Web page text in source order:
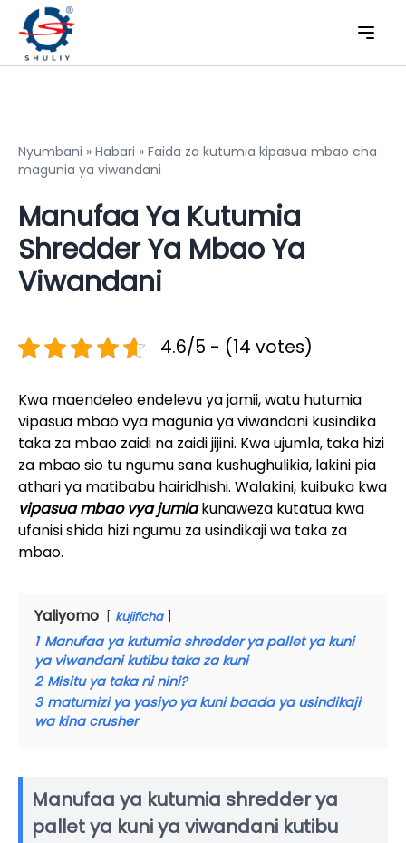
Nyumbani » Habari » Faida za kutumia kipasua mbao cha
magunia ya viwandani
Manufaa Ya Kutumia
Shredder Ya Mbao Ya
Viwandani
4.6/5 - (14 votes)
Kwa maendeleo endelevu ya jamii, watu hutumia
vipasua mbao vya magunia ya viwandani kusindika
taka za mbao zaidi na zaidi jijini. Kwa ujumla, taka hizi
za mbao sio tu ngumu sana kushughulikia, lakini pia
athari ya matibabu hairidhishi. Walakini, kuibuka kwa
vipasua mbao vya jumlakunaweza kutatua kwa
ufanisi shida hizi ngumu za usindikaji wa taka za
mbao.
Yaliyomo kujificha
1 Manufaa ya kutumia shredder ya pallet ya kuni
ya viwandani kutibu taka za kuni
2 Misitu ya taka ni nini?
3 matumizi ya yasiyo ya kuni baada ya usindikaji
wa kina crusher
Manufaa ya kutumia shredder ya
pallet ya kuni ya viwandani kutibu